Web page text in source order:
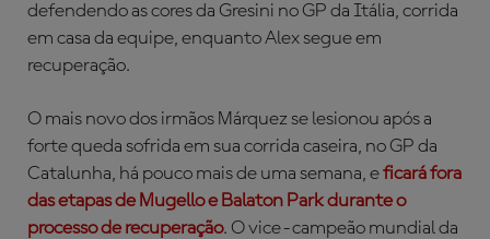
defendendo as cores da Gresini no GP da Itália, corrida
em casa da equipe, enquanto Alex segue em
recuperação.
O mais novo dos irmãos Márquez se lesionou após a
forte queda sofrida em sua corrida caseira, no GP da
Catalunha, há pouco mais de uma semana, eficará fora
das etapas de Mugello e Balaton Park durante o
processo de recuperação. O vice-campeão mundial da